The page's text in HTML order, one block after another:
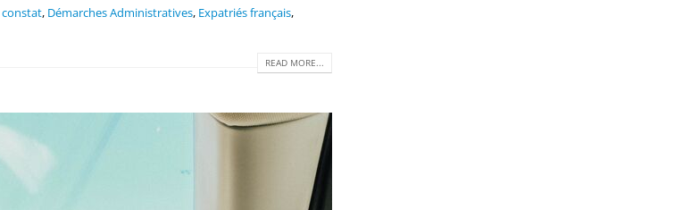
constat, Démarches Administratives, Expatriés français,
READ MORE...